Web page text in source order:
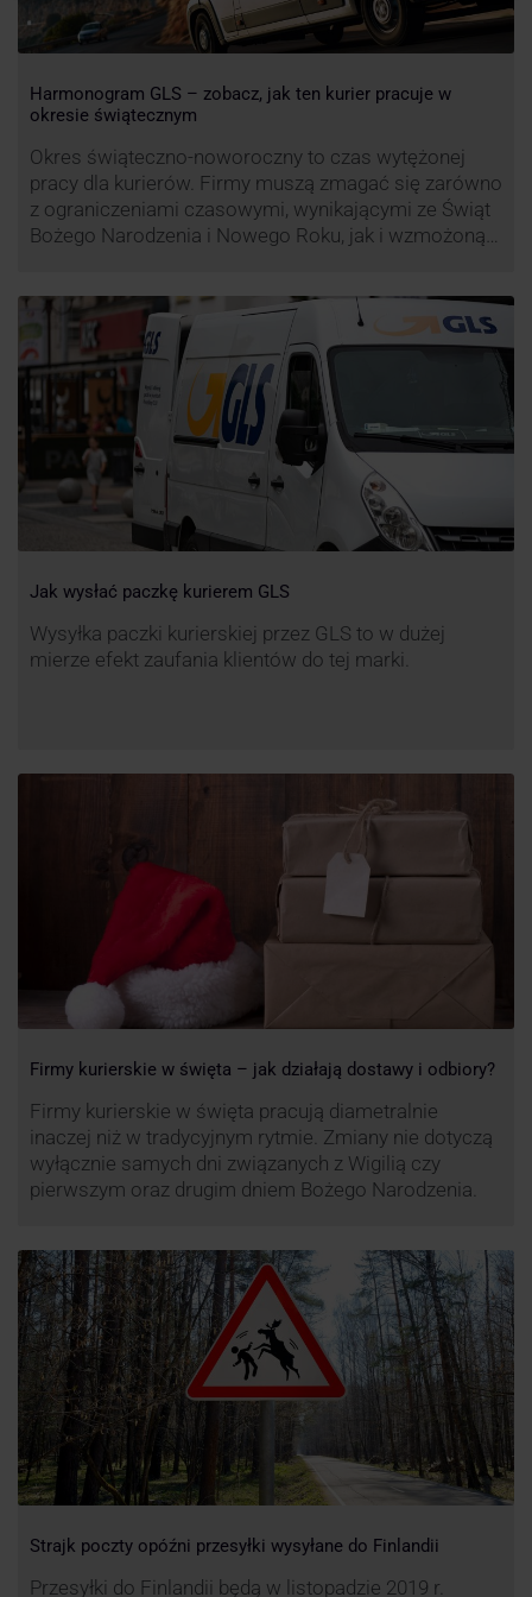
Harmonogram GLS – zobacz, jak ten kurier pracuje w
okresie świątecznym
Okres świąteczno-noworoczny to czas wytężonej
pracy dla kurierów. Firmy muszą zmagać się zarówno
z ograniczeniami czasowymi, wynikającymi ze Świąt
Bożego Narodzenia i Nowego Roku, jak i wzmożoną
firm. Zobacz harmonogram GLS na czas świąteczny!
Jak wysłać paczkę kurierem GLS
Wysyłka paczki kurierskiej przez GLS to w dużej
mierze efekt zaufania klientów do tej marki.
Firmy kurierskie w święta – jak działają dostawy i odbiory?
Firmy kurierskie w święta pracują diametralnie
inaczej niż w tradycyjnym rytmie. Zmiany nie dotyczą
wyłącznie samych dni związanych z Wigilią czy
pierwszym oraz drugim dniem Bożego Narodzenia.
Strajk poczty opóźni przesyłki wysyłane do Finlandii
Przesyłki do Finlandii będą w listopadzie 2019 r.